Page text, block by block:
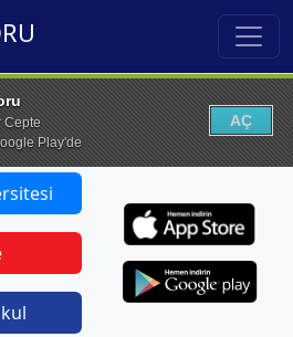
Cepte
Play'de
AÇ